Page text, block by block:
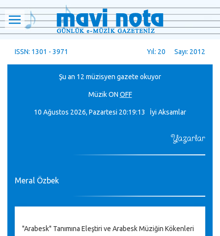
ISSN: 1301 - 3971 Yıl: 20 Sayı: 2012
Şu an 12 müzisyen gazete okuyor
MüzikON OFF
10 Ağustos 2026, Pazartesi 20:19:14 İyi Aksamlar
Yazarlar
Meral Özbek
"Arabesk" Tanımına Eleştiri ve Arabesk Müziğin Kökenleri